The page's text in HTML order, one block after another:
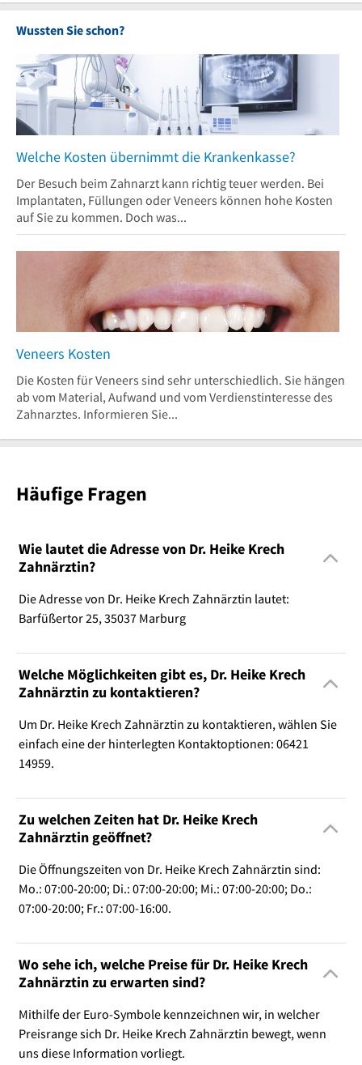
Wussten Sie schon?
Welche Kosten übernimmt die Krankenkasse?
Der Besuch beim Zahnarzt kann richtig teuer werden. Bei
Implantaten, Füllungen oder Veneers können hohe Kosten
auf Sie zu kommen. Doch was...
Veneers Kosten
Die Kosten für Veneers sind sehr unterschiedlich. Sie hängen
ab vom Material, Aufwand und vom Verdienstinteresse des
Zahnarztes. Informieren Sie...
Häufige Fragen
Wie lautet die Adresse von Dr. Heike Krech
Zahnärztin?
Die Adresse von Dr. Heike Krech Zahnärztin lautet:
Barfüßertor 25, 35037 Marburg
Welche Möglichkeiten gibt es, Dr. Heike Krech
Zahnärztin zu kontaktieren?
Um Dr. Heike Krech Zahnärztin zu kontaktieren, wählen Sie
einfach eine der hinterlegten Kontaktoptionen: 06421
14959.
Zu welchen Zeiten hat Dr. Heike Krech
Zahnärztin geöffnet?
Die Öffnungszeiten von Dr. Heike Krech Zahnärztin sind:
Mo.: 07:00-20:00; Di.: 07:00-20:00; Mi.: 07:00-20:00; Do.:
07:00-20:00; Fr.: 07:00-16:00.
Wo sehe ich, welche Preise für Dr. Heike Krech
Zahnärztin zu erwarten sind?
Mithilfe der Euro-Symbole kennzeichnen wir, in welcher
Preisrange sich Dr. Heike Krech Zahnärztin bewegt, wenn
uns diese Information vorliegt.